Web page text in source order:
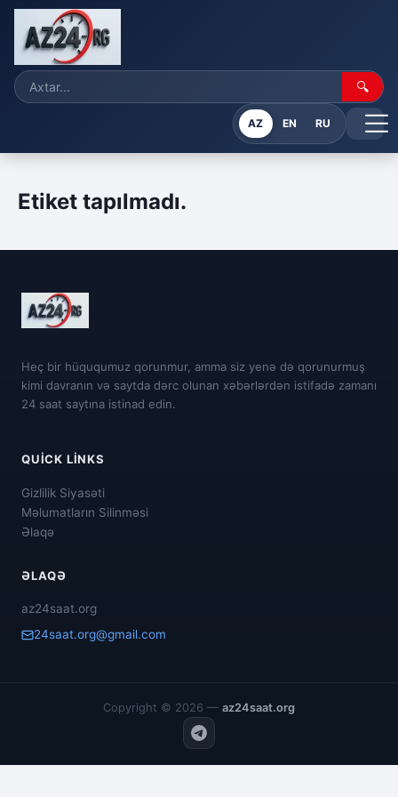
🔍
AZ EN RU
Etiket tapılmadı.
Heç bir hüququmuz qorunmur, amma siz yenə də qorunurmuş
kimi davranın və saytda dərc olunan xəbərlərdən istifadə zamanı
24 saat saytına istinad edin.
QUICK LINKS
Gizlilik Siyasəti
Məlumatların Silinməsi
Əlaqə
ƏLAQƏ
az24saat.org
24saat.org@gmail.com
Copyright © 2026 — az24saat.org